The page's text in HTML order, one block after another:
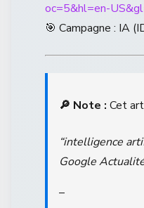
oc=5&hl=en-
🎯 Campagne : IA
🔎 Note : Cet
“intelligence
Google
–